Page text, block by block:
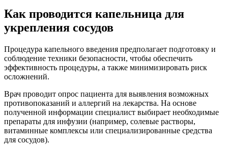
Как проводится капельница для
укрепления сосудов
Процедура капельного введения предполагает подготовку и
соблюдение техники безопасности, чтобы обеспечить
эффективность процедуры, а также минимизировать риск
осложнений.
Врач проводит опрос пациента для выявления возможных
противопоказаний и аллергий на лекарства. На основе
полученной информации специалист выбирает необходимые
препараты для инфузии (например, солевые растворы,
витаминные комплексы или специализированные средства
для сосудов).